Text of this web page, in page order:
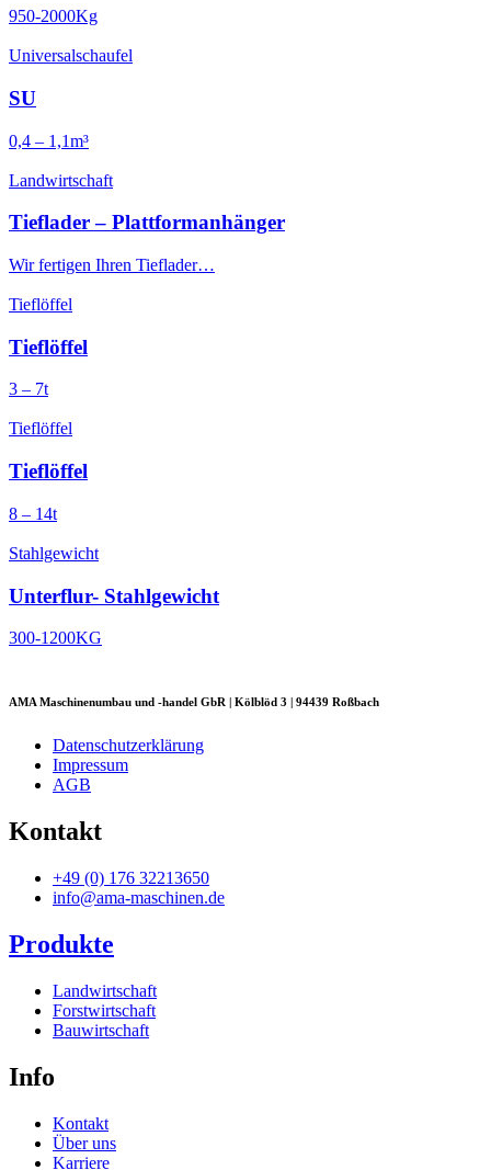
950-2000Kg
Universalschaufel
SU
0,4 – 1,1m³
Landwirtschaft
Tieflader – Plattformanhänger
Wir fertigen Ihren Tieflader…
Tieflöffel
Tieflöffel
3 – 7t
Tieflöffel
Tieflöffel
8 – 14t
Stahlgewicht
Unterflur- Stahlgewicht
300-1200KG
AMA Maschinenumbau und -handel GbR | Kölblöd 3 | 94439 Roßbach
Datenschutzerklärung
Impressum
AGB
Kontakt
+49 (0) 176 32213650
info@ama-maschinen.de
Produkte
Landwirtschaft
Forstwirtschaft
Bauwirtschaft
Info
Kontakt
Über uns
Karriere